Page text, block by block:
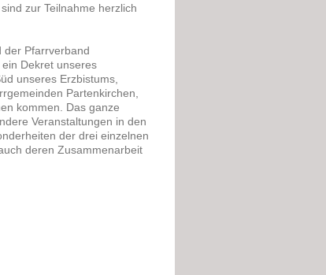
zur Teilnahme herzlich
der Pfarrverband
Dekret unseres
unseres Erzbistums,
Partenkirchen,
kommen. Das ganze
Veranstaltungen in den
der drei einzelnen
deren Zusammenarbeit